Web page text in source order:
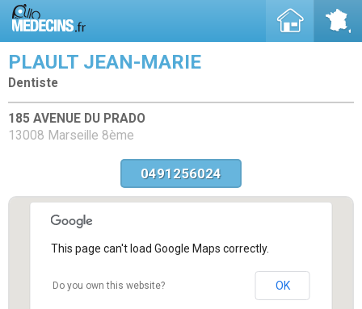
PLAULT JEAN-MARIE
Dentiste
185 AVENUE DU PRADO
13008 Marseille 8ème
0491256024
This page can't load Google Maps correctly.
Do you own this website? OK